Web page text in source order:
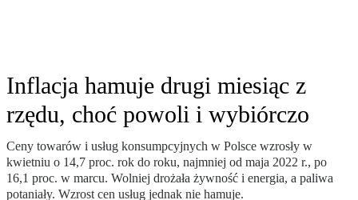
Inflacja hamuje drugi miesiąc z
rzędu, choć powoli i wybiórczo
Ceny towarów i usług konsumpcyjnych w Polsce wzrosły w
kwietniu o 14,7 proc. rok do roku, najmniej od maja 2022 r., po
16,1 proc. w marcu. Wolniej drożała żywność i energia, a paliwa
potaniały. Wzrost cen usług jednak nie hamuje.